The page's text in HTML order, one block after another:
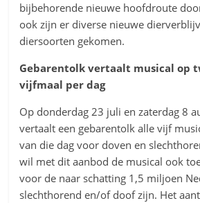
bijbehorende nieuwe hoofdroute
ook zijn er diverse nieuwe
diersoorten gekomen.
Gebarentolk vertaalt musical op
vijfmaal per dag
Op donderdag 23 juli en zaterdag 8
vertaalt een gebarentolk alle vijf
van die dag voor doven en
wil met dit aanbod de musical ook
voor de naar schatting 1,5 miljoen
slechthorend en/of doof zijn. Het